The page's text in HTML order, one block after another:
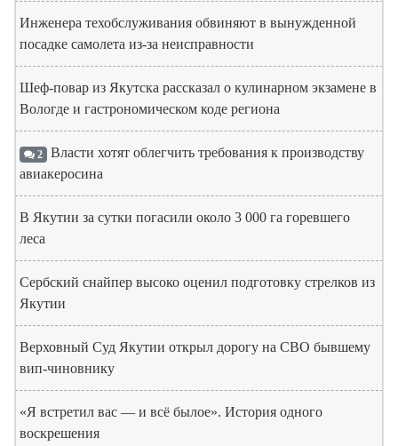
Инженера техобслуживания обвиняют в вынужденной
посадке самолета из-за неисправности
Шеф-повар из Якутска рассказал о кулинарном экзамене в
Вологде и гастрономическом коде региона
2 Власти хотят облегчить требования к производству
авиакеросина
В Якутии за сутки погасили около 3 000 га горевшего
леса
Сербский снайпер высоко оценил подготовку стрелков из
Якутии
Верховный Суд Якутии открыл дорогу на СВО бывшему
вип-чиновнику
«Я встретил вас — и всё былое». История одного
воскрешения